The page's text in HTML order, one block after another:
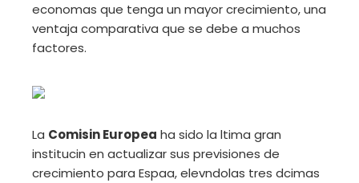
economas que tenga un mayor crecimiento, una
ventaja comparativa que se debe a muchos
factores.
La Comisin Europea ha sido la ltima gran
institucin en actualizar sus previsiones de
crecimiento para Espaa, elevndolas tres dcimas